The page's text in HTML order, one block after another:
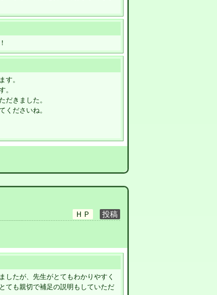
す。
。
だきました。
くださいね。
したが、先生がとてもわかりやすく
ても親切で補足の説明もしていただ